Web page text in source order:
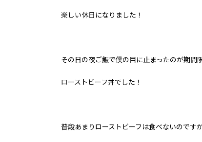
楽しい休日になりました！
その日の夜ご飯で僕の目に止まったのが期間
ローストビーフ丼でした！
普段あまりローストビーフは食べないのです